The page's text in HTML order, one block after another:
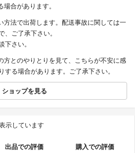
合があります。
方法で出荷します。配送事故に関しては一
ご了承下さい。
さい。
方とのやりとりを見て、こちらが不安に感
する場合があります。ご了承下さい。
ショップを見る
示しています
出品での評価 購入での評価